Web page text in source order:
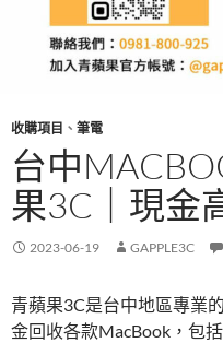
收購項目 、 筆電
台中
果3C｜現金
2023-06-19 GAPPLE3C
青蘋果3C是台中地區專業
金回收各款MacBook，包